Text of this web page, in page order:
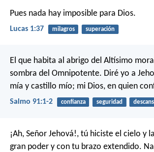
Pues nada hay imposible para Dios.
Lucas 1:37 milagros superación
El que habita al abrigo del Altísimo
sombra del Omnipotente. Diré yo a
mía y castillo mío; mi Dios, en quien
Salmo 91:1-2 confianza seguridad
¡Ah, Señor Jehová!, tú hiciste el cielo y
gran poder y con tu brazo extendido.